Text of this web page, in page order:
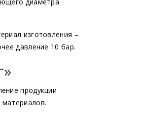
изготовления –
давление 10 бар.
»
продукции